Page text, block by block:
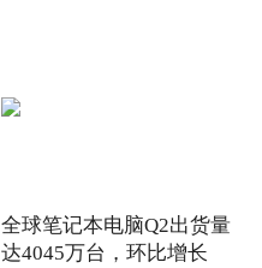
全球笔记本电脑Q2出货量
达4045万台，环比增长